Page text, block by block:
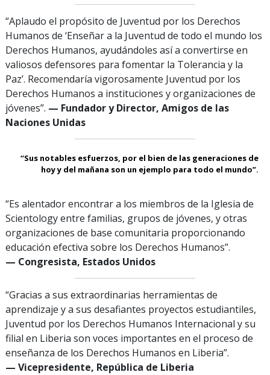
“Aplaudo el propósito de Juventud por los Derechos
Humanos de ‘Enseñar a la Juventud de todo el mundo los
Derechos Humanos, ayudándoles así a convertirse en
valiosos defensores para fomentar la Tolerancia y la
Paz’. Recomendaría vigorosamente Juventud por los
Derechos Humanos a instituciones y organizaciones de
jóvenes”. — Fundador y Director, Amigos de las
Naciones Unidas
“Sus notables esfuerzos, por el bien de las generaciones de
hoy y del mañana son un ejemplo para todo el mundo”.
“Es alentador encontrar a los miembros de la Iglesia de
Scientology entre familias, grupos de jóvenes, y otras
organizaciones de base comunitaria proporcionando
educación efectiva sobre los Derechos Humanos”.
— Congresista, Estados Unidos
“Gracias a sus extraordinarias herramientas de
aprendizaje y a sus desafiantes proyectos estudiantiles,
Juventud por los Derechos Humanos Internacional y su
filial en Liberia son voces importantes en el proceso de
enseñanza de los Derechos Humanos en Liberia”.
— Vicepresidente, República de Liberia